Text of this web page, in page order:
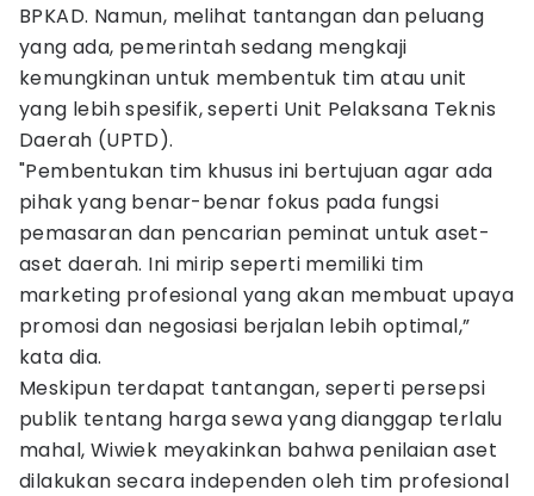
BPKAD. Namun, melihat tantangan dan peluang
yang ada, pemerintah sedang mengkaji
kemungkinan untuk membentuk tim atau unit
yang lebih spesifik, seperti Unit Pelaksana Teknis
Daerah (UPTD).
"Pembentukan tim khusus ini bertujuan agar ada
pihak yang benar-benar fokus pada fungsi
pemasaran dan pencarian peminat untuk aset-
aset daerah. Ini mirip seperti memiliki tim
marketing profesional yang akan membuat upaya
promosi dan negosiasi berjalan lebih optimal,”
kata dia.
Meskipun terdapat tantangan, seperti persepsi
publik tentang harga sewa yang dianggap terlalu
mahal, Wiwiek meyakinkan bahwa penilaian aset
dilakukan secara independen oleh tim profesional